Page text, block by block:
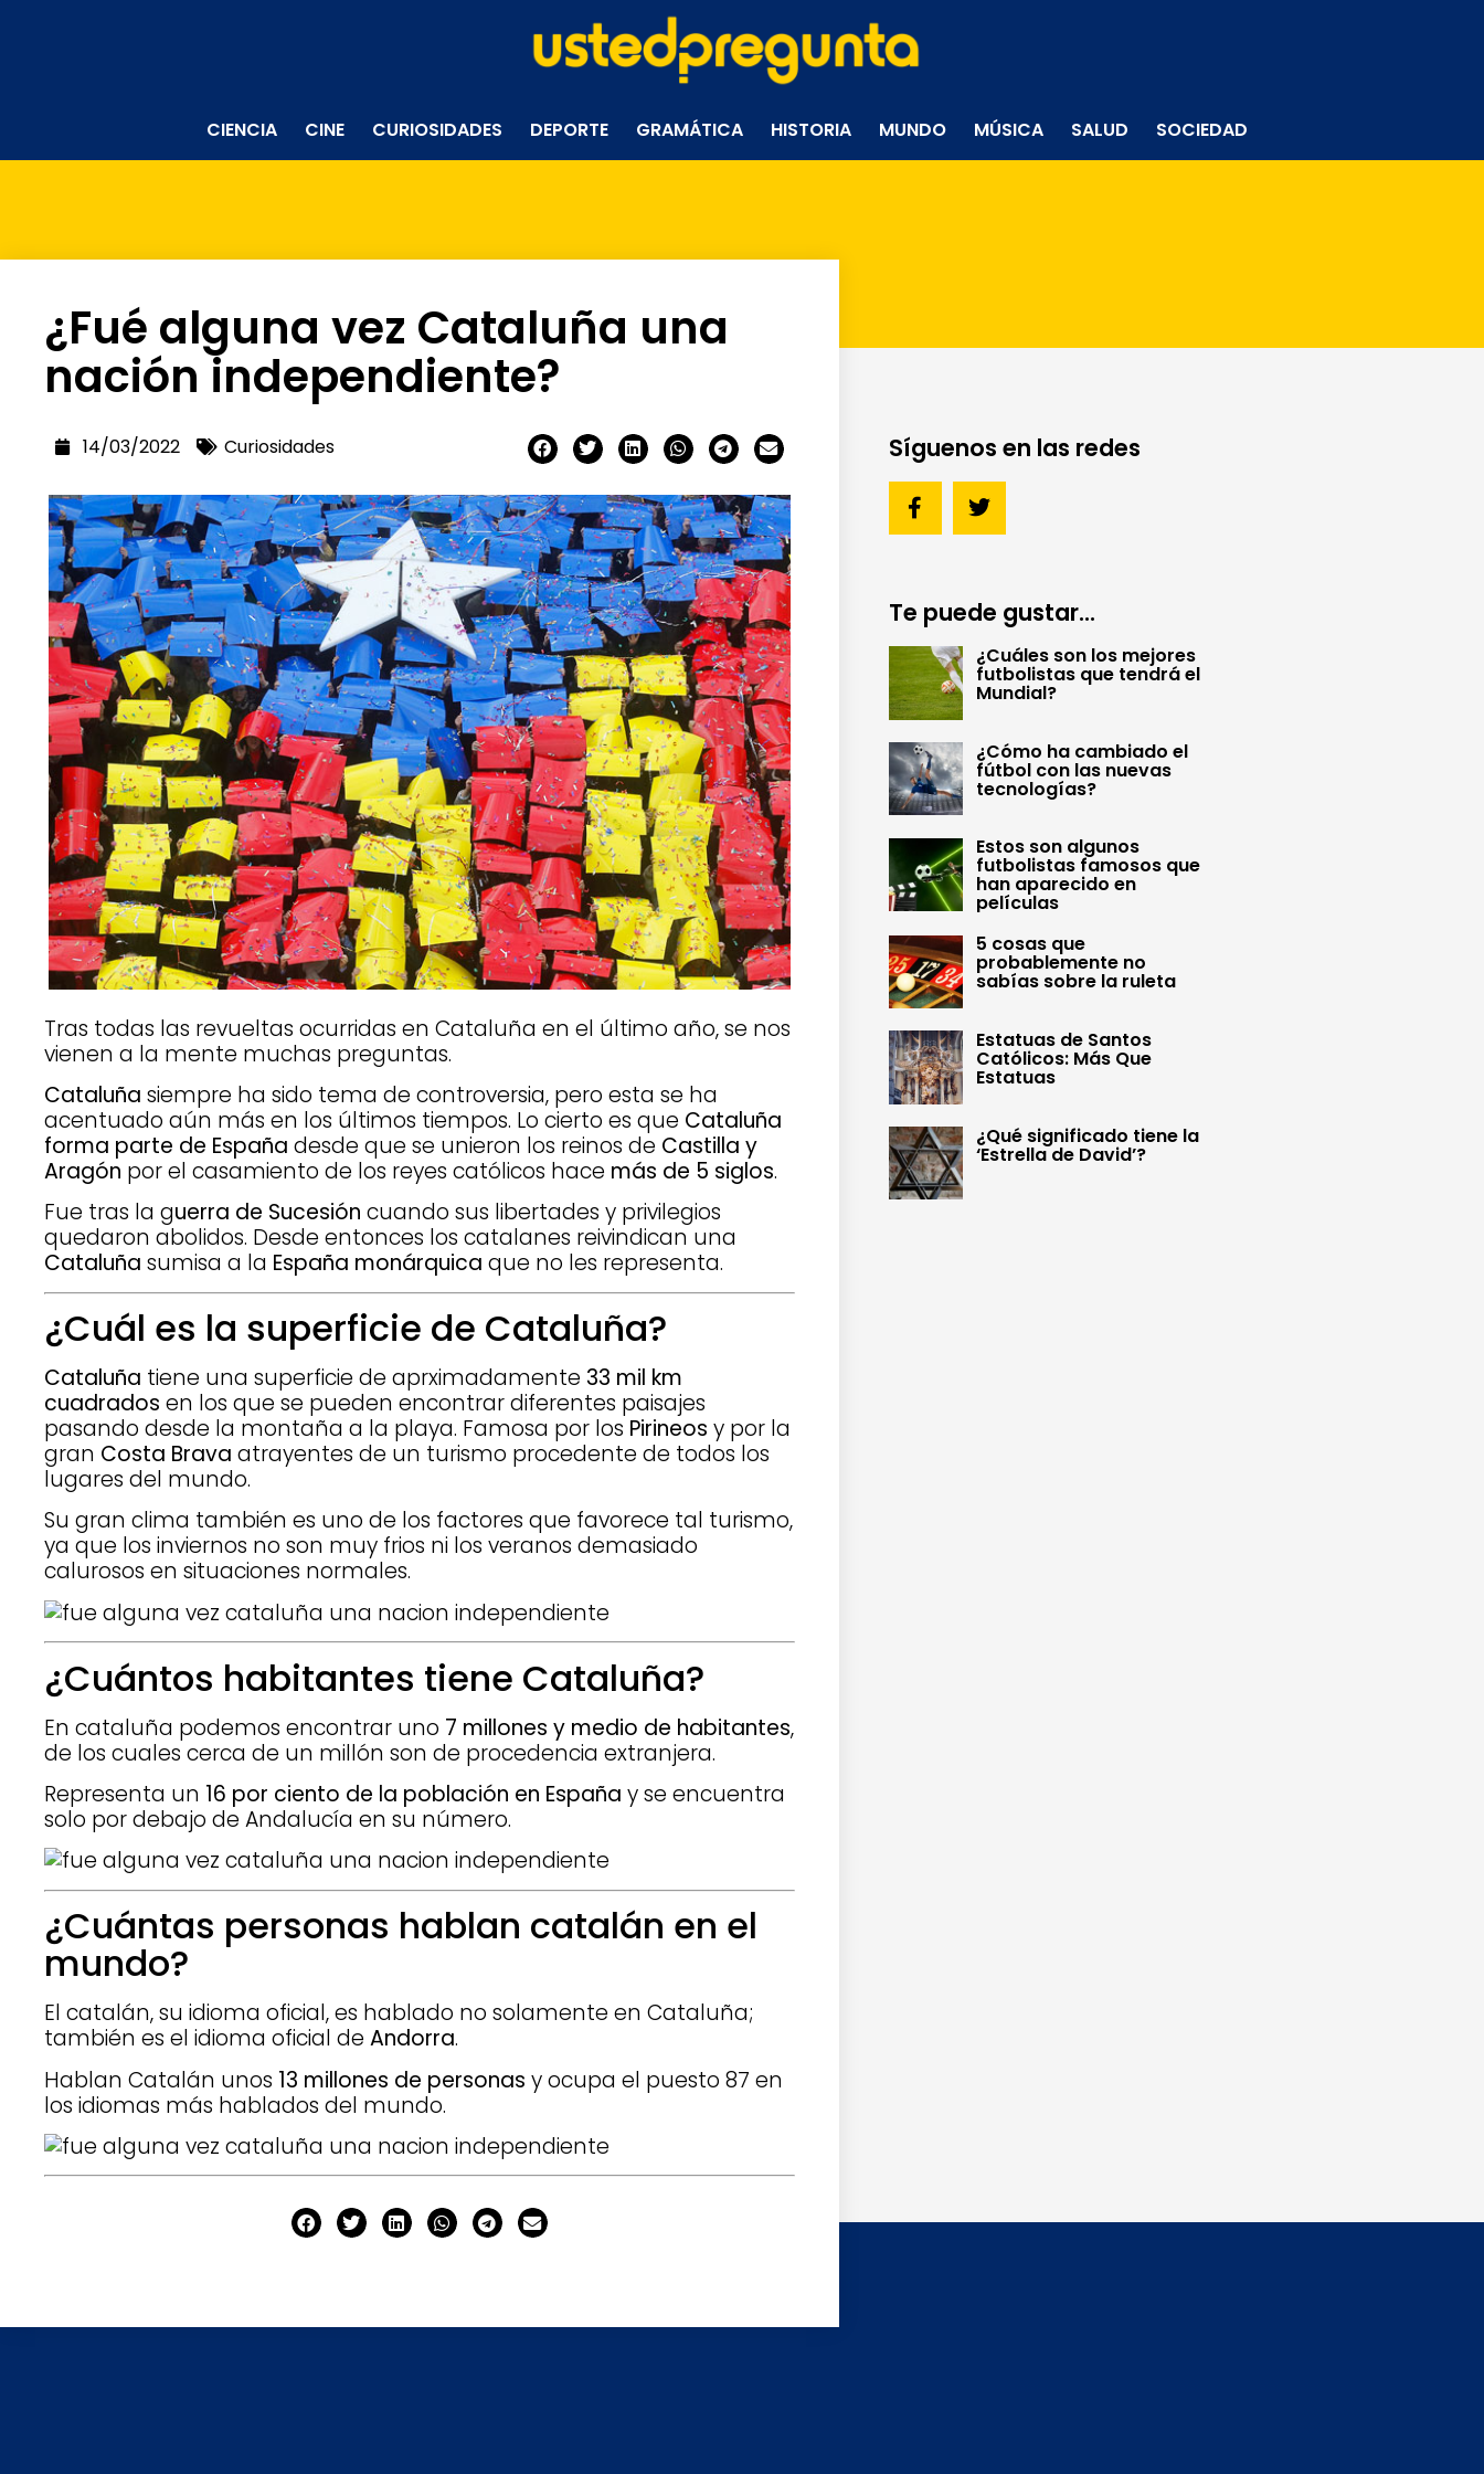
CIENCIA CINE CURIOSIDADES DEPORTE GRAMÁTICA HISTORIA MUNDO MÚSICA SALUD SOCIEDAD
¿Fué alguna vez Cataluña una
nación independiente?
14/03/2022 Curiosidades
Tras todas las revueltas ocurridas en Cataluña en el último año, se nos
vienen a la mente muchas preguntas.
Cataluña siempre ha sido tema de controversia, pero esta se ha
acentuado aún más en los últimos tiempos. Lo cierto es que Cataluña
forma parte de España desde que se unieron los reinos de Castilla y
Aragón por el casamiento de los reyes católicos hace más de 5 siglos.
Fue tras la guerra de Sucesión cuando sus libertades y privilegios
quedaron abolidos. Desde entonces los catalanes reivindican una
Cataluña sumisa a la España monárquica que no les representa.
¿Cuál es la superficie de Cataluña?
Cataluña tiene una superficie de aprximadamente 33 mil km
cuadrados en los que se pueden encontrar diferentes paisajes
pasando desde la montaña a la playa. Famosa por los Pirineos y por la
gran Costa Brava atrayentes de un turismo procedente de todos los
lugares del mundo.
Su gran clima también es uno de los factores que favorece tal turismo,
ya que los inviernos no son muy frios ni los veranos demasiado
calurosos en situaciones normales.
¿Cuántos habitantes tiene Cataluña?
En cataluña podemos encontrar uno 7 millones y medio de habitantes,
de los cuales cerca de un millón son de procedencia extranjera.
Representa un 16 por ciento de la población en España y se encuentra
solo por debajo de Andalucía en su número.
¿Cuántas personas hablan catalán en el
mundo?
El catalán, su idioma oficial, es hablado no solamente en Cataluña;
también es el idioma oficial de Andorra.
Hablan Catalán unos 13 millones de personas y ocupa el puesto 87 en
los idiomas más hablados del mundo.
Síguenos en las redes
Te puede gustar...
¿Cuáles son los mejores
futbolistas que tendrá el
Mundial?
¿Cómo ha cambiado el
fútbol con las nuevas
tecnologías?
Estos son algunos
futbolistas famosos que
han aparecido en
películas
5 cosas que
probablemente no
sabías sobre la ruleta
Estatuas de Santos
Católicos: Más Que
Estatuas
¿Qué significado tiene la
‘Estrella de David’?